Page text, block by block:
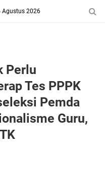
Agustus 2026
Perlu
Tes PPPK
Pemda
Guru,